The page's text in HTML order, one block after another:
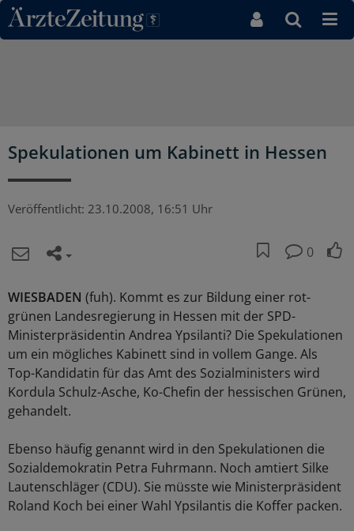
Direkt zum Inhaltsbereich
Spekulationen um Kabinett in Hessen
Veröffentlicht: 23.10.2008, 16:51 Uhr
0
WIESBADEN (fuh). Kommt es zur Bildung einer rot-
grünen Landesregierung in Hessen mit der SPD-
Ministerpräsidentin Andrea Ypsilanti? Die Spekulationen
um ein mögliches Kabinett sind in vollem Gange. Als
Top-Kandidatin für das Amt des Sozialministers wird
Kordula Schulz-Asche, Ko-Chefin der hessischen Grünen,
gehandelt.
Ebenso häufig genannt wird in den Spekulationen die
Sozialdemokratin Petra Fuhrmann. Noch amtiert Silke
Lautenschläger (CDU). Sie müsste wie Ministerpräsident
Roland Koch bei einer Wahl Ypsilantis die Koffer packen.